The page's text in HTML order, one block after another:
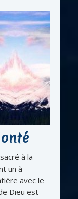
à la
un à
avec le
Dieu est